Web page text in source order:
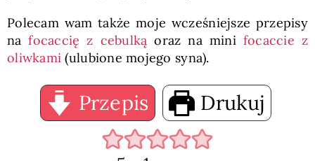
Polecam wam także moje wcześniejsze przepisy
nafocaccię z cebulką oraz na mini focaccie z
oliwkami (ulubione mojego syna).
Przepis Drukuj